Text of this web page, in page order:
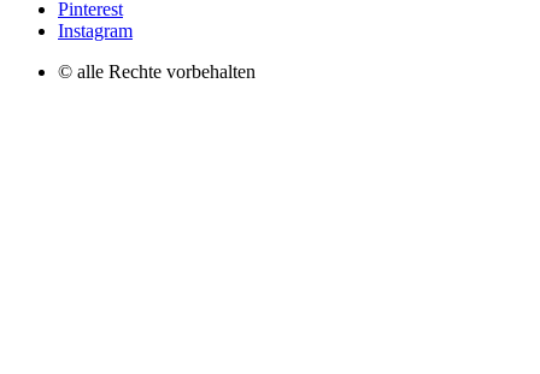
Pinterest
Instagram
© alle Rechte vorbehalten